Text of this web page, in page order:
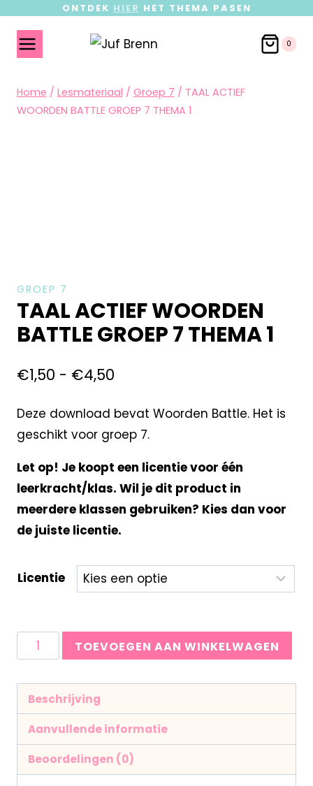
ONTDEK HIER HET THEMA PASEN
0
Home / Lesmateriaal / Groep 7 / TAAL ACTIEF
WOORDEN BATTLE GROEP 7 THEMA 1
GROEP 7
TAAL ACTIEF WOORDEN
BATTLE GROEP 7 THEMA 1
€1,50 - €4,50
Deze download bevat Woorden Battle. Het is
geschikt voor groep 7.
Let op! Je koopt een licentie voor één
leerkracht/klas. Wil je dit product in
meerdere klassen gebruiken? Kies dan voor
de juiste licentie.
Licentie
TOEVOEGEN AAN WINKELWAGEN
Beschrijving
Aanvullende informatie
Beoordelingen (0)